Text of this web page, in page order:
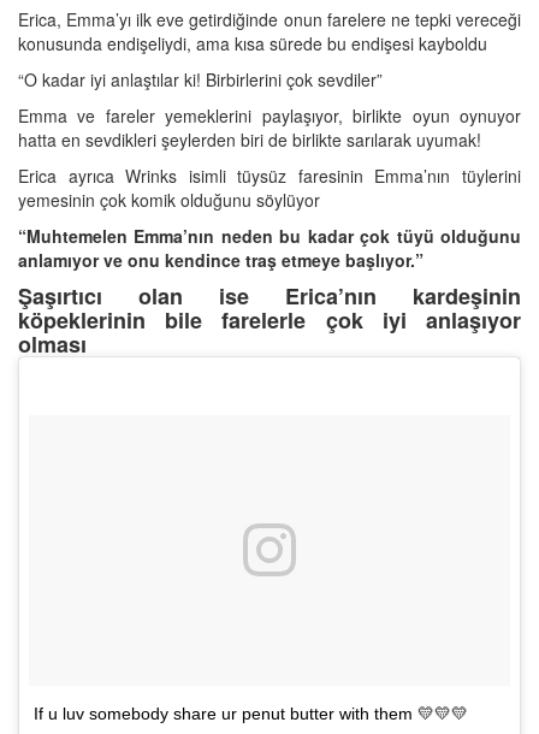
Erica, Emma’yı ilk eve getirdiğinde onun farelere ne tepki vereceği
konusunda endişeliydi, ama kısa sürede bu endişesi kayboldu
“O kadar iyi anlaştılar ki! Birbirlerini çok sevdiler”
Emma ve fareler yemeklerini paylaşıyor, birlikte oyun oynuyor
hatta en sevdikleri şeylerden biri de birlikte sarılarak uyumak!
Erica ayrıca Wrinks isimli tüysüz faresinin Emma’nın tüylerini
yemesinin çok komik olduğunu söylüyor
“Muhtemelen Emma’nın neden bu kadar çok tüyü olduğunu
anlamıyor ve onu kendince traş etmeye başlıyor.”
Şaşırtıcı olan ise Erica’nın kardeşinin
köpeklerinin bile farelerle çok iyi anlaşıyor
olması
If u luv somebody share ur penut butter with them 💛💛💛